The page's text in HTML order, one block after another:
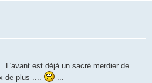
L'avant est déjà un sacré merdier de
de plus ....
...